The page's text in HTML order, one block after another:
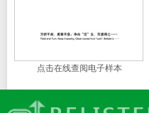
点击在线查阅电子样本